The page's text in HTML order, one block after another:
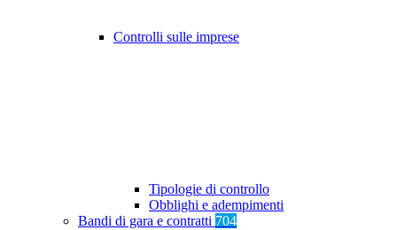
Controlli sulle imprese
Tipologie di controllo
Obblighi e adempimenti
Bandi di gara e contratti 704